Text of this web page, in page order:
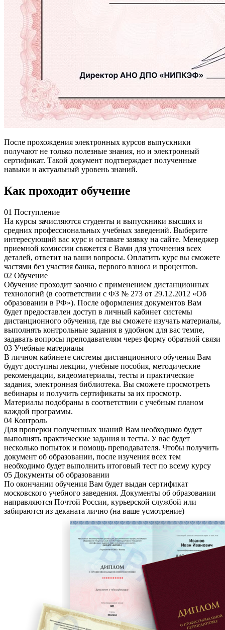
После прохождения электронных курсов выпускники
получают не только полезные знания, но и электронный
сертификат. Такой документ подтверждает полученные
навыки и актуальный уровень знаний.
Как проходит обучение
01 Поступление
На курсы зачисляются студенты и выпускники высших и
средних профессиональных учебных заведений. Выберите
интересующий вас курс и оставьте заявку на сайте. Менеджер
приемной комиссии свяжется с Вами для уточнения всех
деталей, ответит на ваши вопросы. Оплатить курс вы сможете
частями без участия банка, первого взноса и процентов.
02 Обучение
Обучение проходит заочно с применением дистанционных
технологий (в соответствии с ФЗ № 273 от 29.12.2012 «Об
образовании в РФ»). После оформления документов Вам
будет предоставлен доступ в личный кабинет системы
дистанционного обучения, где вы сможете изучать материалы,
выполнять контрольные задания в удобном для вас темпе,
задавать вопросы преподавателям через форму обратной связи
03 Учебные материалы
В личном кабинете системы дистанционного обучения Вам
будут доступны лекции, учебные пособия, методические
рекомендации, видеоматериалы, тесты и практические
задания, электронная библиотека. Вы сможете просмотреть
вебинары и получить сертификаты за их просмотр.
Материалы подобраны в соответствии с учебным планом
каждой программы.
04 Контроль
Для проверки полученных знаний Вам необходимо будет
выполнять практические задания и тесты. У вас будет
несколько попыток и помощь преподавателя. Чтобы получить
документ об образовании, после изучения всех тем
необходимо будет выполнить итоговый тест по всему курсу
05 Документы об образовании
По окончании обучения Вам будет выдан сертификат
московского учебного заведения. Документы об образовании
направляются Почтой России, курьерской службой или
забираются из деканата лично (на ваше усмотрение)